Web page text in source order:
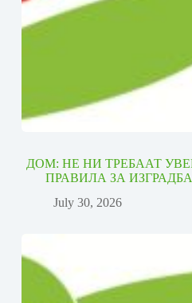
ДОМ: НЕ НИ ТРЕБААТ
ПРАВИЛА ЗА
July 30, 2026